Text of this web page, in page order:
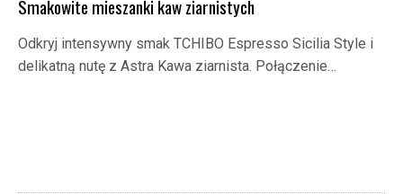
Smakowite mieszanki kaw ziarnistych
Odkryj intensywny smak TCHIBO Espresso Sicilia Style i
delikatną nutę z Astra Kawa ziarnista. Połączenie…